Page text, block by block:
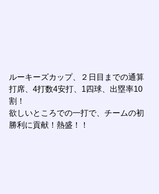
ルーキーズカップ、２日目までの通算
打席、4打数4安打、1四球、出塁率10
割！
欲しいところでの一打で、チームの初
勝利に貢献！熱盛！！